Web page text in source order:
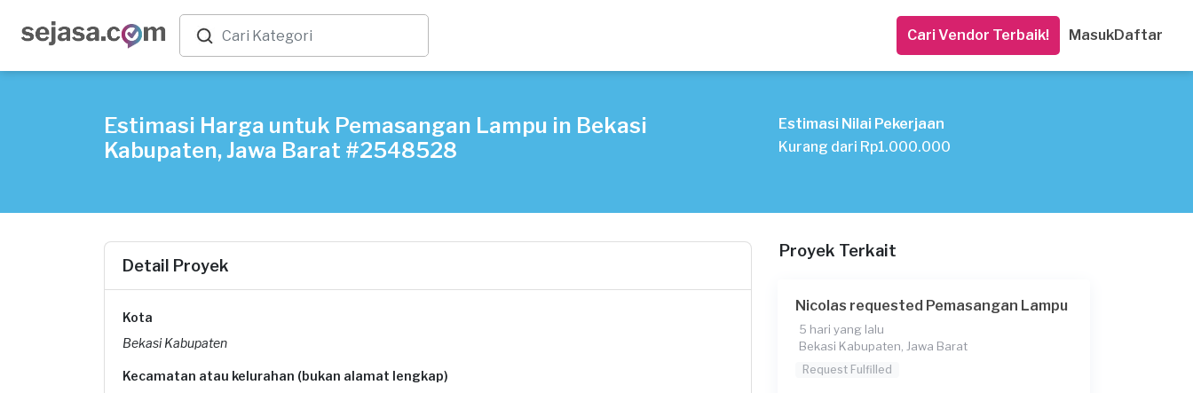
Cari Vendor Terbaik! MasukDaftar
Estimasi Harga untuk Pemasangan Lampu in Bekasi
Kabupaten, Jawa Barat #2548528
Estimasi Nilai Pekerjaan
Kurang dari Rp1.000.000
Detail Proyek
Kota
Bekasi Kabupaten
Kecamatan atau kelurahan (bukan alamat lengkap)
Proyek Terkait
Nicolas requested Pemasangan Lampu
5 hari yang lalu
Bekasi Kabupaten, Jawa Barat
Request Fulfilled